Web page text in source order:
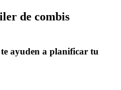
de combis
te ayuden a planificar tu